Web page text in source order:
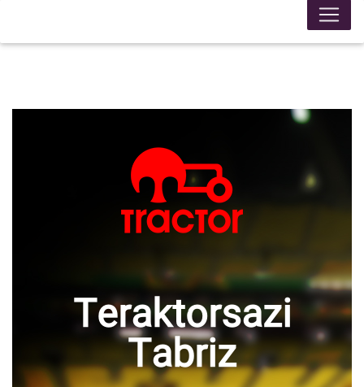
Teraktorsazi
Tabriz